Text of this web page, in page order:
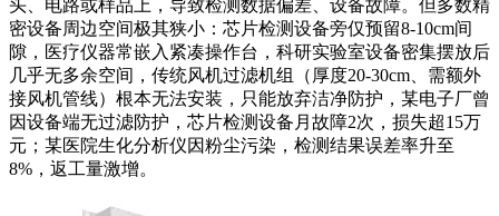
头、电路或样品上，导致检测数据偏差、设备故障。但多数精
密设备周边空间极其狭小：芯片检测设备旁仅预留8-10cm间
隙，医疗仪器常嵌入紧凑操作台，科研实验室设备密集摆放后
几乎无多余空间，传统风机过滤机组（厚度20-30cm、需额外
接风机管线）根本无法安装，只能放弃洁净防护，某电子厂曾
因设备端无过滤防护，芯片检测设备月故障2次，损失超15万
元；某医院生化分析仪因粉尘污染，检测结果误差率升至
8%，返工量激增。